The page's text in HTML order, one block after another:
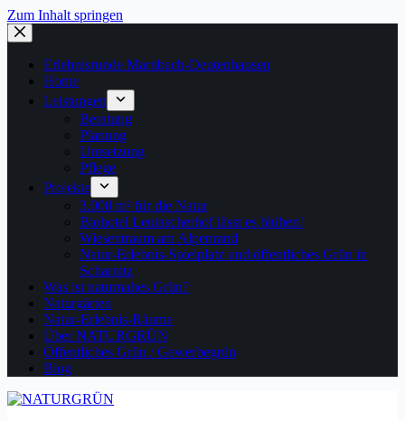
Zum Inhalt springen
Erlebnisrunde Marnbach-Deutenhausen
Home
Leistungen
Beratung
Planung
Umsetzung
Pflege
Projekte
3.000 m² für die Natur
Biohotel Leutascherhof lässt es blühen!
Wiesentraum am Alpenrand
Natur-Erlebnis-Spielplatz und öffentliches Grün in
Scharnitz
Was ist naturnahes Grün?
Naturgärten
Natur-Erlebnis-Räume
Über NATURGRÜN
Öffentliches Grün / Gewerbegrün
Blog